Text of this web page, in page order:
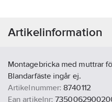
Artikelinformation
Montagebricka med muttrar
Blandarfäste ingår ej.
Artikelnummer: 8740112
Ean artikelnr: